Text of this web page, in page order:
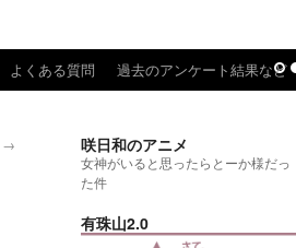
よくある質問 過去のアンケート結果など
→ 咲日和のアニメ
女神がいると思ったらとーか様だっ
た件
有珠山2.0